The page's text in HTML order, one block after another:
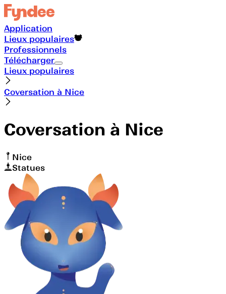
Application
Lieux populaires
Professionnels
Télécharger
Lieux populaires
Coversation à Nice
Coversation à Nice
Nice
Statues